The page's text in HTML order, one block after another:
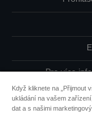
Pro více
Když kliknete na „Přijmout
ukládání na vašem
dat a s našimi